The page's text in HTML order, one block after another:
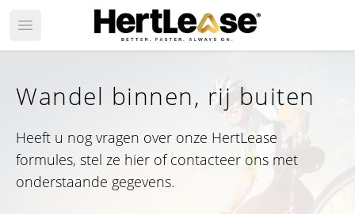
Open main menu
Wandel binnen, rij buiten
Heeft u nog vragen over onze HertLease
formules, stel ze hier of contacteer ons met
onderstaande gegevens.